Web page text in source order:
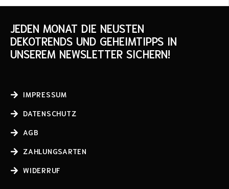
JEDEN MONAT DIE NEUSTEN
DEKOTRENDS UND GEHEIMTIPPS IN
UNSEREM NEWSLETTER SICHERN!
IMPRESSUM
DATENSCHUTZ
AGB
ZAHLUNGSARTEN
WIDERRUF